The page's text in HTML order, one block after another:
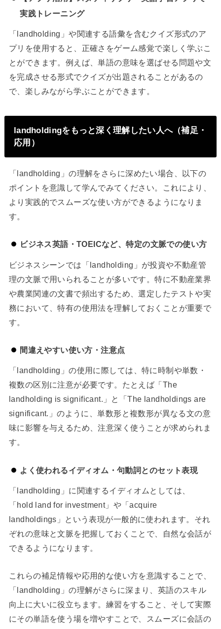
実践トレーニング
「landholding」や関連する語彙を含むクイズ形式のア
プリを使用すると、正確さをゲーム感覚で楽しく学ぶこ
とができます。例えば、単語の意味を選ばせる問題や文
を完成させる形式でクイズが出題されることがあるの
で、楽しみながら学ぶことができます。
landholdingをもっと深く理解したい人へ（補足・
応用）
「landholding」の理解をさらに深めたい場合、以下の
ポイントを意識して学んでみてください。これにより、
より実践的でスムーズな使い方ができるようになりま
す。
ビジネス英語・TOEICなど、特定の文脈での使い方
ビジネスシーンでは「landholding」が投資や不動産管
理の文脈で用いられることが多いです。特に不動産業界
や農業関連の文書で頻出するため、選定したテストや実
務において、特有の使用法を理解しておくことが重要で
す。
間違えやすい使い方・注意点
「landholding」の使用に際しては、特に時制や単数・
複数の区別に注意が必要です。たとえば「The
landholding is significant.」と「The landholdings are
significant.」のように、単数形と複数形が異なる文の意
味に影響を与えるため、注意深く使うことが求められま
す。
よく使われるイディオム・句動詞とのセット表現
「landholding」に関連するイディオムとしては、
「hold land for investment」や「acquire
landholdings」という表現が一般的に使われます。それ
ぞれの意味と文脈を把握しておくことで、自然な会話が
できるようになります。
これらの補足情報や応用的な使い方を意識することで、
「landholding」の理解がさらに深まり、英語のスキル
向上に大いに役立ちます。練習をすること、そして実際
にその単語を使う場を増やすことで、スムーズに会話の